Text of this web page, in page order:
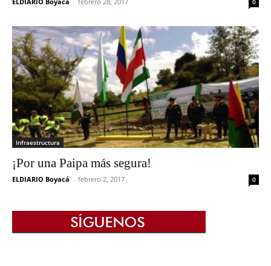
0
Infraestructura
¡Por una Paipa más segura!
ELDIARIO Boyacá - febrero 2, 2017 0